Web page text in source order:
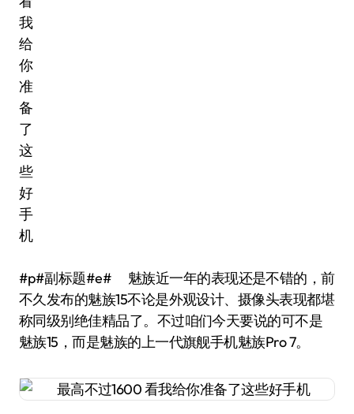
#p#副标题#e# 魅族近一年的表现还是不错的，前
不久发布的魅族15不论是外观设计、摄像头表现都堪
称同级别绝佳精品了。不过咱们今天要说的可不是
魅族15，而是魅族的上一代旗舰手机魅族Pro 7。